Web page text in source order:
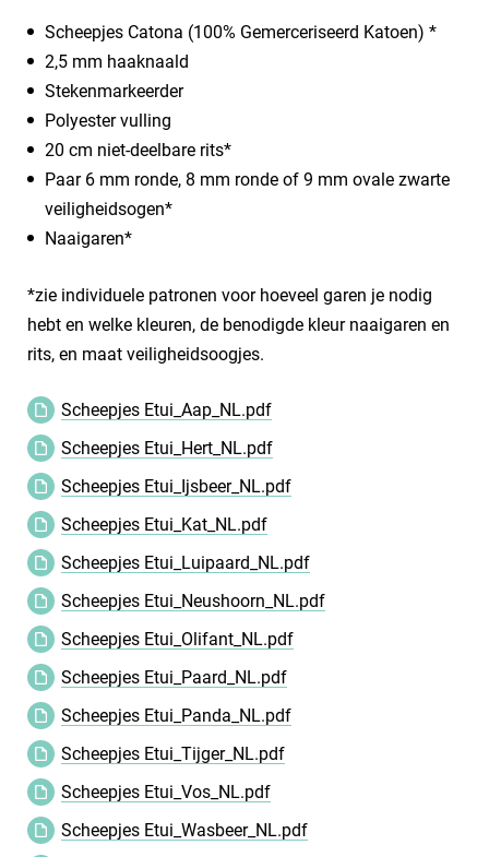
​Scheepjes Catona (100% Gemerceriseerd Katoen) *
2,5 mm haaknaald
Stekenmarkeerder
Polyester vulling
20 cm niet-deelbare rits*
Paar 6 mm ronde, 8 mm ronde of 9 mm ovale zwarte
veiligheidsogen*
Naaigaren*
*zie individuele patronen voor hoeveel garen je nodig
hebt en welke kleuren, de benodigde kleur naaigaren en
rits, en maat veiligheidsoogjes.
Scheepjes Etui_Aap_NL.pdf
Scheepjes Etui_Hert_NL.pdf
Scheepjes Etui_Ijsbeer_NL.pdf
Scheepjes Etui_Kat_NL.pdf
Scheepjes Etui_Luipaard_NL.pdf
Scheepjes Etui_Neushoorn_NL.pdf
Scheepjes Etui_Olifant_NL.pdf
Scheepjes Etui_Paard_NL.pdf
Scheepjes Etui_Panda_NL.pdf
Scheepjes Etui_Tijger_NL.pdf
Scheepjes Etui_Vos_NL.pdf
Scheepjes Etui_Wasbeer_NL.pdf